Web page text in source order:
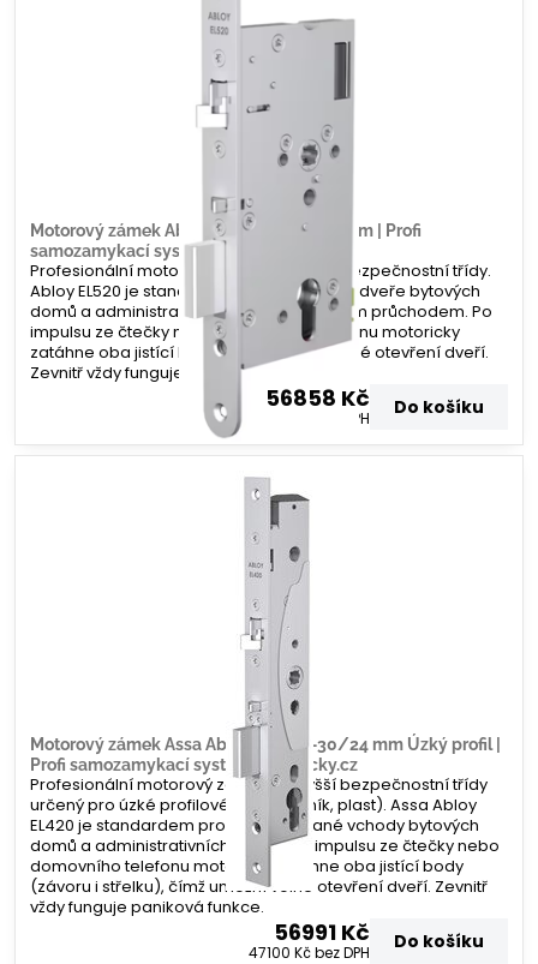
Motorový zámek Abloy EL520 – 100/20mm | Profi
samozamykací systém | Zamecky.cz
Profesionální motorový zámek nejvyšší bezpečnostní třídy.
Abloy EL520 je standardem pro vchodové dveře bytových
domů a administrativních budov s vysokým průchodem. Po
impulsu ze čtečky nebo domovního telefonu motoricky
zatáhne oba jistící body, čímž umožní volné otevření dveří.
Zevnitř vždy funguje paniková funkce.
56858 Kč
bez DPH Do košíku
Motorový zámek Assa Abloy EL420 –30/24 mm Úzký profil |
Profi samozamykací systém | Zamecky.cz
Profesionální motorový zámek nejvyšší bezpečnostní třídy
určený pro úzké profilové dveře (hliník, plast). Assa Abloy
EL420 je standardem pro frekventované vchody bytových
domů a administrativních budov. Po impulsu ze čtečky nebo
domovního telefonu motoricky zatáhne oba jistící body
(závoru i střelku), čímž umožní volné otevření dveří. Zevnitř
vždy funguje paniková funkce.
56991 Kč
47100 Kčbez DPH Do košíku